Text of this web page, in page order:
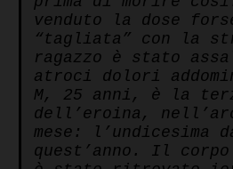
venduto la dose
“tagliata” con la
ragazzo è stato
atroci dolori
M, 25 anni, è la
dell’eroina,
mese:
quest’anno. Il